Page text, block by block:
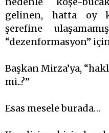
gelinen, hatta oy
şerefine
“dezenformasyon”
Başkan Mirza’ya,
mi..?”
Esas mesele burada…